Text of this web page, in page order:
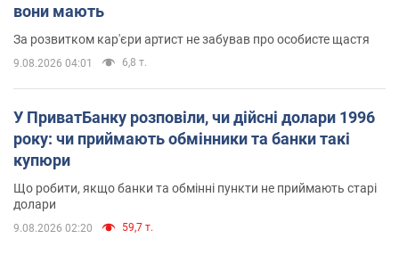
вони мають
За розвитком кар'єри артист не забував про особисте щастя
9.08.2026 04:01 6,8 т.
У ПриватБанку розповіли, чи дійсні долари 1996
року: чи приймають обмінники та банки такі
купюри
Що робити, якщо банки та обмінні пункти не приймають старі
долари
9.08.2026 02:20 59,7 т.